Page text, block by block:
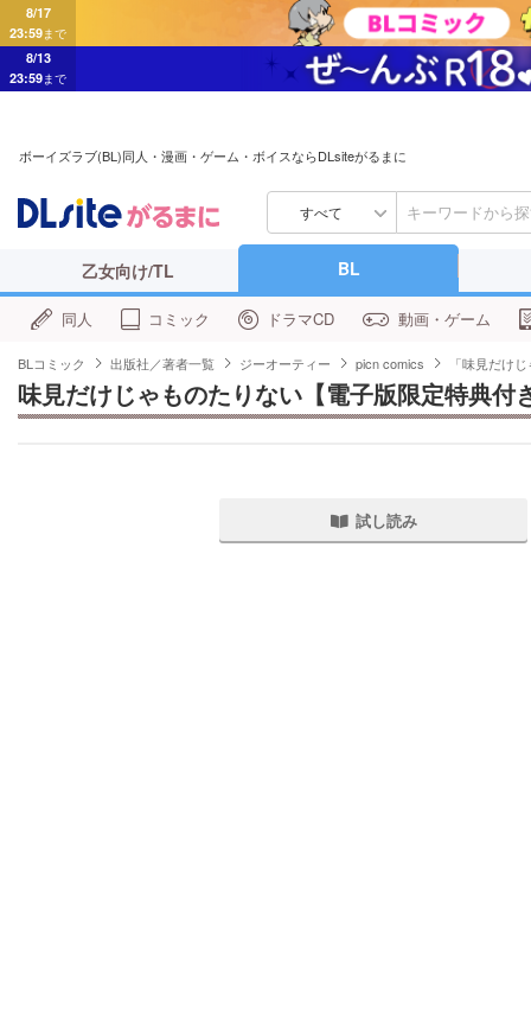
8/17
23:59まで
8/13
23:59まで
ボーイズラブ(BL)同人・漫画・ゲーム・ボイスならDLsiteがるまに
すべて
乙女向け/TL BL
同人 コミック ドラマCD 動画・ゲーム
BLコミック 出版社／著者一覧 ジーオーティー picn comics 「味見だけ
味見だけじゃものたりない【電子版限定特典付
試し読み